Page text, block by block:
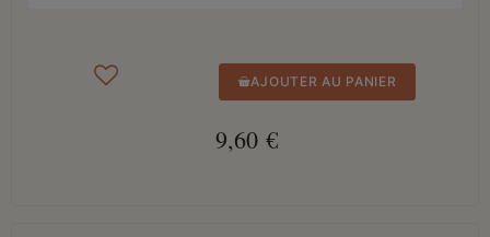
AJOUTER AU PANIER
9,60 €